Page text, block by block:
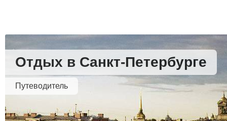
Отдых в Санкт-Петербурге
Путеводитель